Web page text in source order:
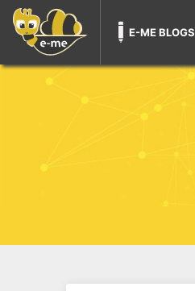
E-ME BLOGS